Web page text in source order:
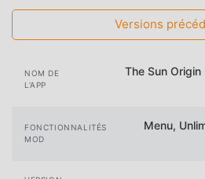
Versions
NOM DE
L'APP
The Sun
FONCTIONNALITÉS
MOD
Menu,